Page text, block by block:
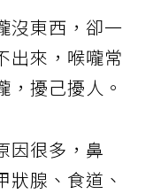
沒東西，卻一
出來，喉嚨常
，擾己擾人。
因很多，鼻
腺、食道、